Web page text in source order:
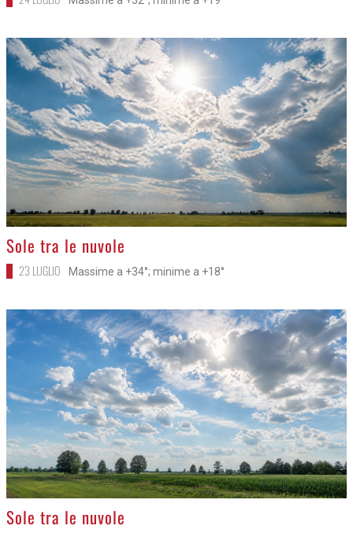
>
Sole tra le nuvole
23 LUGLIO Massime a +34°; minime a +18°
>
Sole tra le nuvole